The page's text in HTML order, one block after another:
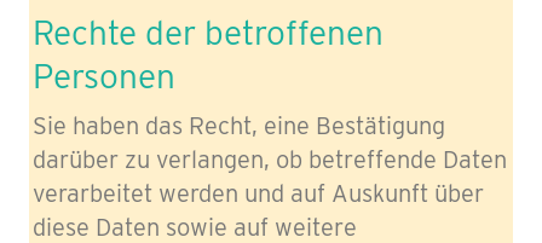
Rechte der betroffenen
Personen
Sie haben das Recht, eine Bestätigung
darüber zu verlangen, ob betreffende Daten
verarbeitet werden und auf Auskunft über
diese Daten sowie auf weitere